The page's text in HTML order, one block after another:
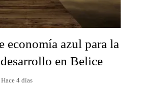
economía azul para la
en Belice
Hace 4 días